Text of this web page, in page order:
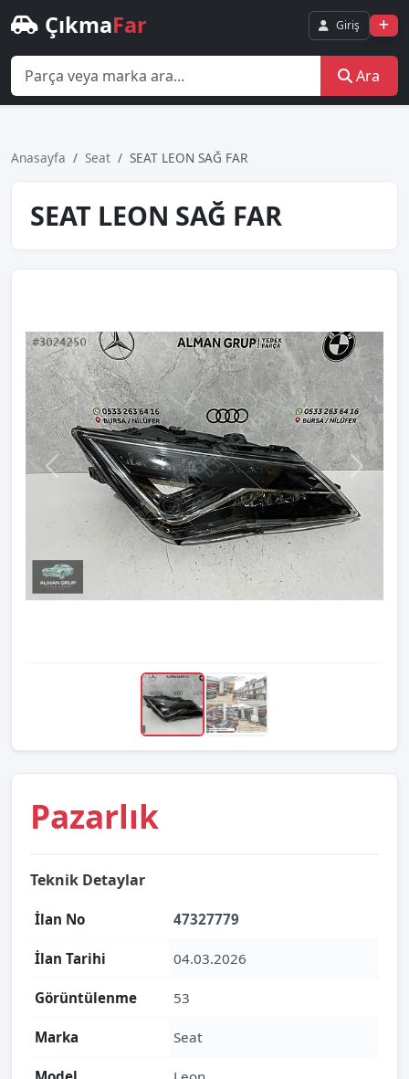
ÇıkmaFar Giriş
Ara
Anasayfa Seat SEAT LEON SAĞ FAR
SEAT LEON SAĞ FAR
Pazarlık
Teknik Detaylar
İlan No 47327779
İlan Tarihi 04.03.2026
Görüntülenme 53
Marka Seat